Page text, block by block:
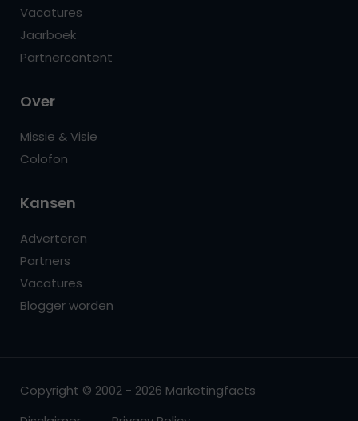
Vacatures
Jaarboek
Partnercontent
Over
Missie & Visie
Colofon
Kansen
Adverteren
Partners
Vacatures
Blogger worden
Copyright © 2002 - 2026 Marketingfacts